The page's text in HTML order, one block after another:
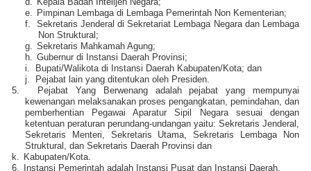
e.
Pimpinan Lembaga di Lembaga Pemerintah Non Kementerian;
f.
Sekretaris Jenderal di Sekretariat Lembaga Negara dan Lembaga
Non Struktural;
g.
Sekretaris Mahkamah Agung;
h.
Gubernur di Instansi Daerah Provinsi;
i.
Bupati/Walikota di Instansi Daerah Kabupaten/Kota; dan
j.
Pejabat lain yang ditentukan oleh Presiden.
5.
Pejabat Yang Berwenang adalah pejabat yang mempunyai
kewenangan melaksanakan proses pengangkatan, pemindahan, dan
pemberhentian Pegawai Aparatur Sipil Negara sesuai dengan
ketentuan peraturan perundang-undangan yaitu: Sekretaris Jenderal,
Sekretaris Menteri, Sekretaris Utama, Sekretaris Lembaga Non
Struktural, dan Sekretaris Daerah Provinsi dan
k.
Kabupaten/Kota.
6.
Instansi Pemerintah adalah Instansi Pusat dan Instansi Daerah.